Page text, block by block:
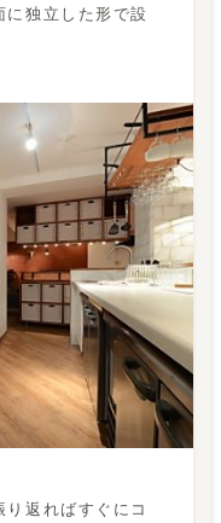
に独立した形で設
返ればすぐにコ